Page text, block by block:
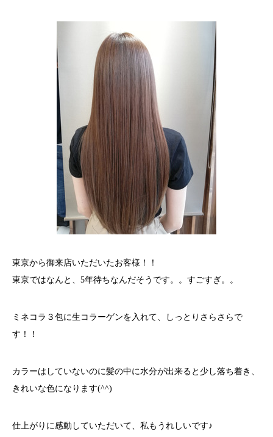
東京から御来店いただいたお客様！！
東京ではなんと、5年待ちなんだそうです。。すごすぎ。。
ミネコラ３包に生コラーゲンを入れて、しっとりさらさらで
す！！
カラーはしていないのに髪の中に水分が出来ると少し落ち着き、
きれいな色になります(^^)
仕上がりに感動していただいて、私もうれしいです♪